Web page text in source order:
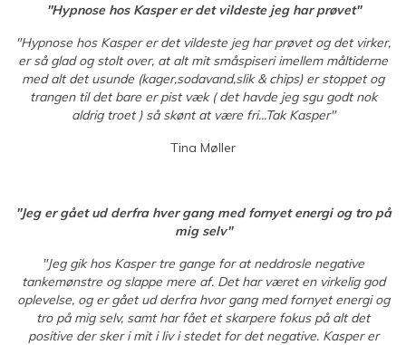
"Hypnose hos Kasper er det vildeste jeg har prøvet"
"Hypnose hos Kasper er det vildeste jeg har prøvet og det virker,
er så glad og stolt over, at alt mit småspiseri imellem måltiderne
med alt det usunde (kager,sodavand,slik & chips) er stoppet og
trangen til det bare er pist væk ( det havde jeg sgu godt nok
aldrig troet ) så skønt at være fri...Tak Kasper"
Tina Møller
"Jeg er gået ud derfra hver gang med fornyet energi og tro på
mig selv"
"Jeg gik hos Kasper tre gange for at neddrosle negative
tankemønstre og slappe mere af. Det har været en virkelig god
oplevelse, og er gået ud derfra hvor gang med fornyet energi og
tro på mig selv, samt har fået et skarpere fokus på alt det
positive der sker i mit i liv i stedet for det negative. Kasper er